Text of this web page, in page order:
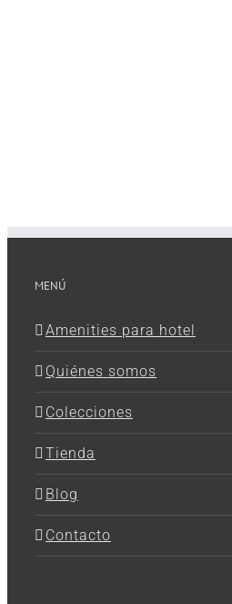
MENÚ
Amenities para hotel
Quiénes somos
Colecciones
Tienda
Blog
Contacto